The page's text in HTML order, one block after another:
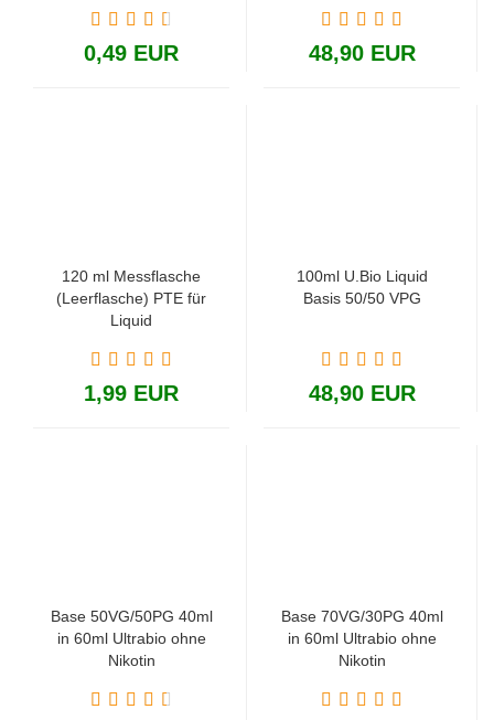
0,49 EUR 48,90 EUR
120 ml Messflasche
(Leerflasche) PTE für
Liquid
1,99 EUR
100ml U.Bio Liquid
Basis 50/50 VPG
48,90 EUR
Base 50VG/50PG 40ml
in 60ml Ultrabio ohne
Nikotin
Base 70VG/30PG 40ml
in 60ml Ultrabio ohne
Nikotin